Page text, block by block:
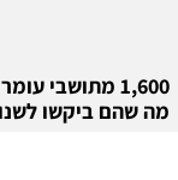
1,600 מתושבי
מה שהם ביקשו